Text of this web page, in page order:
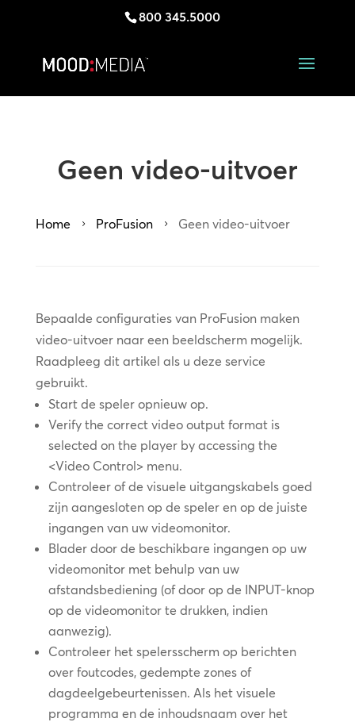
800 345.5000
Geen video-uitvoer
Home 5 ProFusion 5 Geen video-uitvoer
Bepaalde configuraties van ProFusion maken
video-uitvoer naar een beeldscherm mogelijk.
Raadpleeg dit artikel als u deze service
gebruikt.
Start de speler opnieuw op.
Verify the correct video output format is
selected on the player by accessing the
<Video Control> menu.
Controleer of de visuele uitgangskabels goed
zijn aangesloten op de speler en op de juiste
ingangen van uw videomonitor.
Blader door de beschikbare ingangen op uw
videomonitor met behulp van uw
afstandsbediening (of door op de INPUT-knop
op de videomonitor te drukken, indien
aanwezig).
Controleer het spelersscherm op berichten
over foutcodes, gedempte zones of
dagdeelgebeurtenissen. Als het visuele
programma en de inhoudsnaam over het